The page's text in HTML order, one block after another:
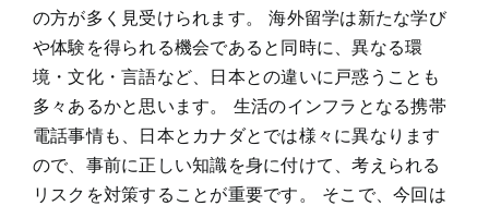
の方が多く見受けられます。 海外留学は新たな学び
や体験を得られる機会であると同時に、異なる環
境・文化・言語など、日本との違いに戸惑うことも
多々あるかと思います。 生活のインフラとなる携帯
電話事情も、日本とカナダとでは様々に異なります
ので、事前に正しい知識を身に付けて、考えられる
リスクを対策することが重要です。 そこで、今回は